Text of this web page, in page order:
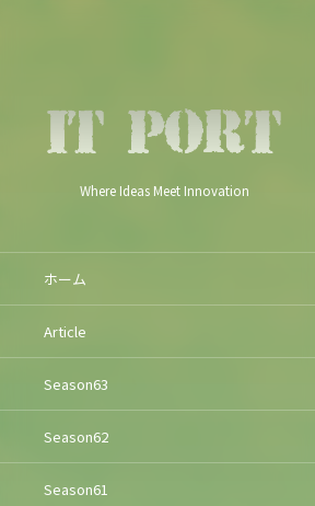
Where Ideas Meet Innovation
ホーム
Article
Season63
Season62
Season61